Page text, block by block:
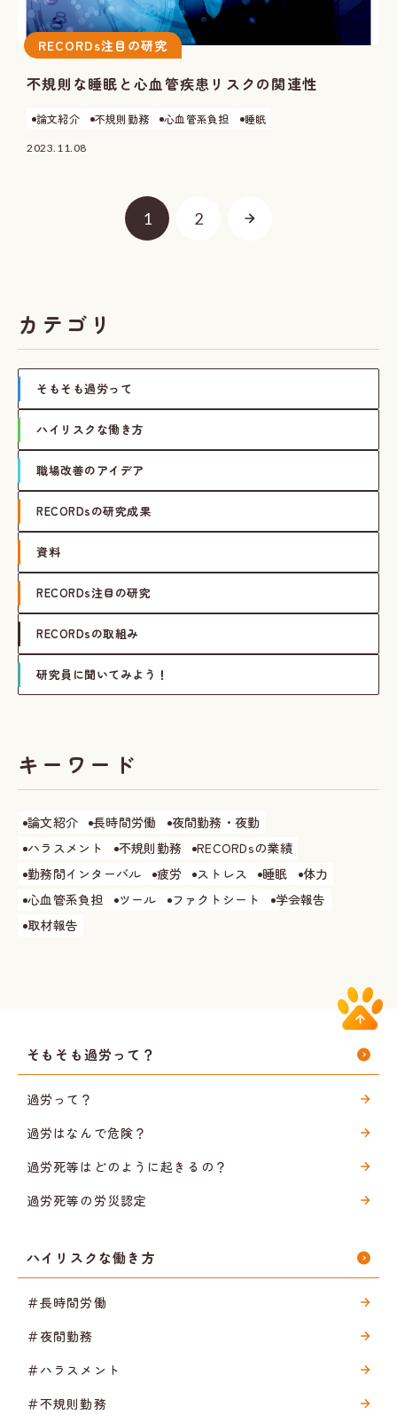
RECORDs注目の研究
不規則な睡眠と心血管疾患リスクの関連性​​​​​​​
論文紹介 不規則勤務 心血管系負担 睡眠
2023.11.08
1 2
カテゴリ
そもそも過労って
ハイリスクな働き方
職場改善のアイデア
RECORDsの研究成果
資料
RECORDs注目の研究
RECORDsの取組み
研究員に聞いてみよう！
キーワード
論文紹介 長時間労働
夜間勤務・夜勤
ハラスメント
不規則勤務
RECORDsの業績
勤務間インターバル
疲労 ストレス 睡眠
体力
心血管系負担
ツール ファクトシート
学会報告
取材報告
そもそも過労って？
過労って？
過労はなんで危険？
過労死等はどのように起きるの？
過労死等の労災認定
ハイリスクな働き方
＃長時間労働
＃夜間勤務
＃ハラスメント
＃不規則勤務